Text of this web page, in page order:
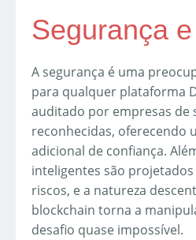
Segurança
A segurança é uma
para qualquer plataforma
auditado por empresas de
reconhecidas, oferecendo
adicional de confiança.
inteligentes são
riscos, e a natureza
blockchain torna a
desafio quase impossível.